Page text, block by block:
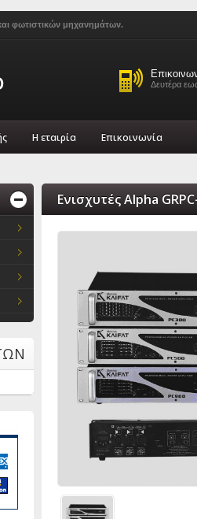
φωτιστικών μηχανημάτων.
Δευτέρα
Η εταιρία Επικοινωνία
Ενισχυτές Alpha